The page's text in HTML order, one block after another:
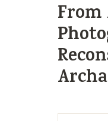
From